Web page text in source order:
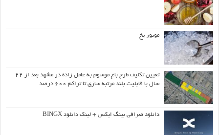
موتور یخ
تعیین تکلیف طرح باغ موسوم به عامل زاده در مشهد بعد از ۲۲
سال با قابلیت بلند مرتبه سازی تا تراکم ۶۰۰ درصد
دانلود صرافی بینگ ایکس + لینک دانلود BINGX